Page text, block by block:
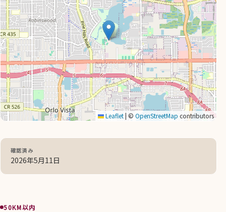
Leaflet ©OpenStreetMap contributors
確認済み
2026年5月11日
50KM以内